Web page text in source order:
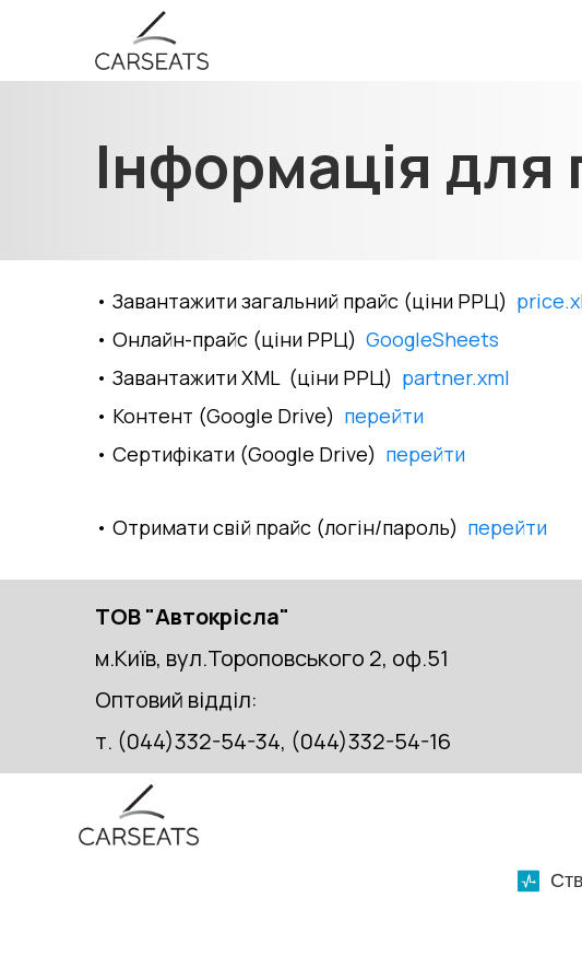
Інформація для
• Завантажити загальний прайс (ціни РРЦ)
• Онлайн-прайс (ціни РРЦ) GoogleSheets
• Завантажити XML (ціни РРЦ) partner.xml
• Контент (Google Drive) перейти
• Сертифікати (Google Drive) перейти
• Отримати свій прайс (логін/пароль) перейти
ТОВ "Автокрісла"
м.Київ, вул.Тороповського 2, оф.51
Оптовий відділ:
т. (044)332-54-34, (044)332-54-16